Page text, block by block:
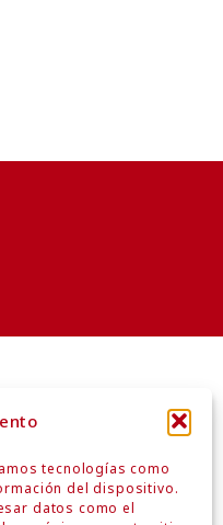
tecnologías como
del dispositivo.
datos como el